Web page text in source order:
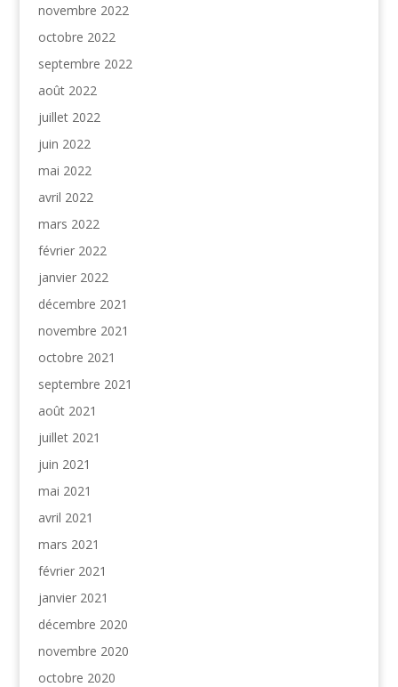
novembre 2022
octobre 2022
septembre 2022
août 2022
juillet 2022
juin 2022
mai 2022
avril 2022
mars 2022
février 2022
janvier 2022
décembre 2021
novembre 2021
octobre 2021
septembre 2021
août 2021
juillet 2021
juin 2021
mai 2021
avril 2021
mars 2021
février 2021
janvier 2021
décembre 2020
novembre 2020
octobre 2020